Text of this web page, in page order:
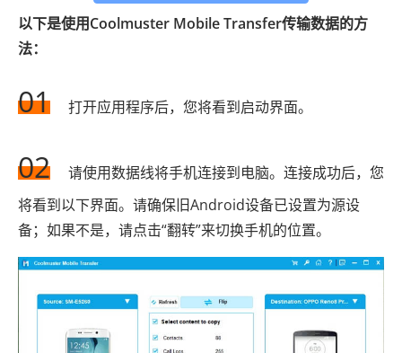
以下是使用Coolmuster Mobile Transfer传输数据的方
法：
01 打开应用程序后，您将看到启动界面。
02
请使用数据线将手机连接到电脑。连接成功后，您
将看到以下界面。请确保旧Android设备已设置为源设
备；如果不是，请点击“翻转”来切换手机的位置。